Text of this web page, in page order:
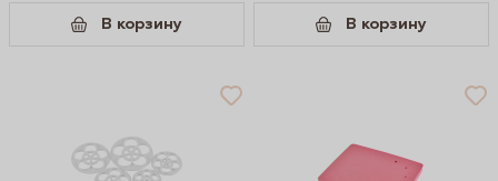
В корзину В корзину